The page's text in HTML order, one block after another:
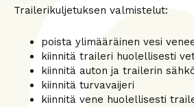
Trailerikuljetuksen valmistelut:
poista ylimääräinen vesi
kiinnitä traileri huolellisesti
kiinnitä auton ja trailerin
kiinnitä turvavaijeri
kiinnitä vene huolellisesti